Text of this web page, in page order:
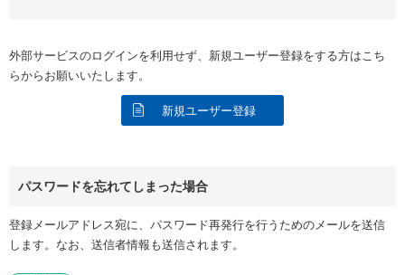
外部サービスのログインを利用せず、新規ユーザー登録をする方はこち
らからお願いいたします。
新規ユーザー登録
パスワードを忘れてしまった場合
登録メールアドレス宛に、パスワード再発行を行うためのメールを送信
します。なお、送信者情報も送信されます。